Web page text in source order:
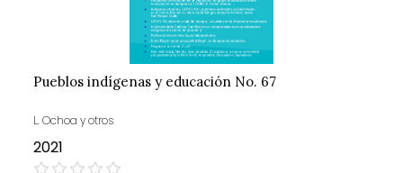
Pueblos indígenas y educación No. 67
L. Ochoa y otros
2021